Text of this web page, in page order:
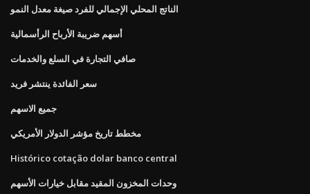
الناتج المحلي الإجمالي للفرد صيغة معدل النمو
أسهم ضريبة الأرباح الرأسمالية
صافي التجارة في السلع والخدمات
سعر الفائدة ينتشر فريد
جميع الاسهم
مخطط تاريخ مؤشر الدولار الأمريكي
Histórico cotação dolar banco central
وحدات المخزون المقيد مقابل خيارات الأسهم